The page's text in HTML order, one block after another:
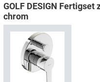
GOLF DESIGN
chrom